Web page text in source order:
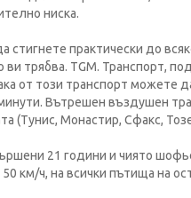
ниска.
практически до
трябва. TGM. Транспорт,
от този транспорт можете
Вътрешен въздушен
(Тунис, Монастир, Сфакс,
21 години и чиято
км/ч, на всички пътища на